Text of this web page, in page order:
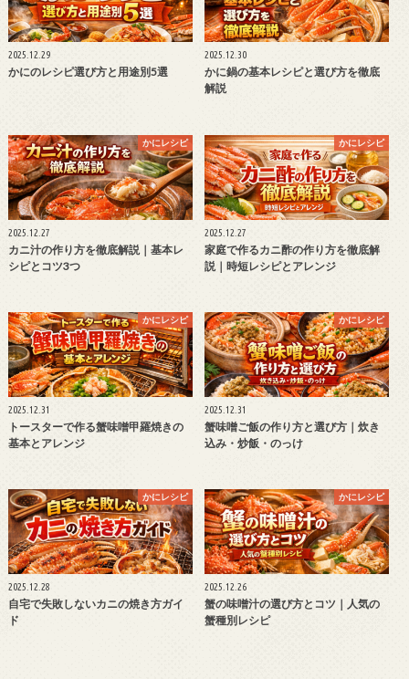
2025.12.29
かにのレシピ選び方と用途別5選
2025.12.30
かに鍋の基本レシピと選び方を徹底
解説
かにレシピ
2025.12.27
カニ汁の作り方を徹底解説｜基本レ
シピとコツ3つ
かにレシピ
2025.12.27
家庭で作るカニ酢の作り方を徹底解
説｜時短レシピとアレンジ
かにレシピ
2025.12.31
トースターで作る蟹味噌甲羅焼きの
基本とアレンジ
かにレシピ
2025.12.31
蟹味噌ご飯の作り方と選び方｜炊き
込み・炒飯・のっけ
かにレシピ
2025.12.28
自宅で失敗しないカニの焼き方ガイ
ド
かにレシピ
2025.12.26
蟹の味噌汁の選び方とコツ｜人気の
蟹種別レシピ